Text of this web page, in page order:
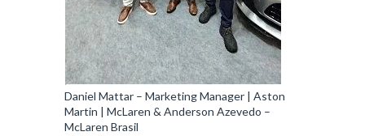
Daniel Mattar – Marketing Manager | Aston
Martin | McLaren & Anderson Azevedo –
McLaren Brasil